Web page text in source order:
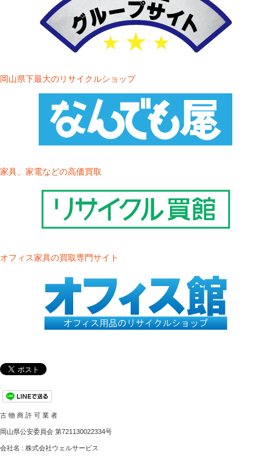
岡山県下最大のリサイクルショップ
家具、家電などの高価買取
オフィス家具の買取専門サイト
古 物 商 許 可 業 者
岡山県公安委員会 第721130022334号
会社名 : 株式会社ウェルサービス